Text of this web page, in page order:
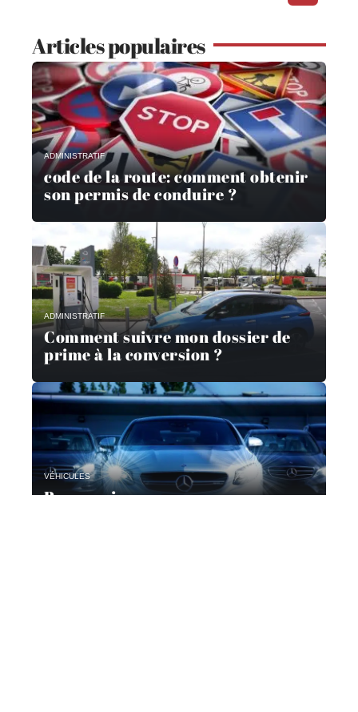
Articles populaires
ADMINISTRATIF
code de la route: comment obtenir
son permis de conduire ?
ADMINISTRATIF
Comment suivre mon dossier de
prime à la conversion ?
VÉHICULES
Pourquoi passer par un